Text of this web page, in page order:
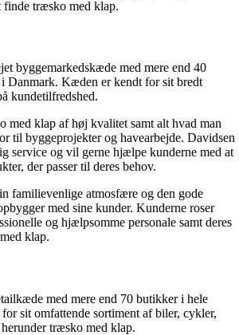
finde træsko med klap.
byggemarkedskæde med mere end 40
Danmark. Kæden er kendt for sit bredt
kundetilfredshed.
med klap af høj kvalitet samt alt hvad man
til byggeprojekter og havearbejde. Davidsen
service og vil gerne hjælpe kunderne med at
der passer til deres behov.
familievenlige atmosfære og den gode
med sine kunder. Kunderne roser
og hjælpsomme personale samt deres
klap.
med mere end 70 butikker i hele
sit omfattende sortiment af biler, cykler,
træsko med klap.